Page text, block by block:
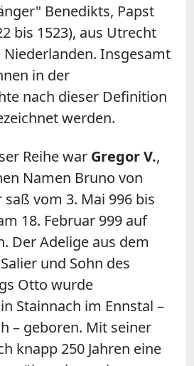
Benedikts, Papst
bis 1523), aus Utrecht
Insgesamt
in der
nach dieser Definition
werden.
Reihe war Gregor V.,
Namen Bruno von
vom 3. Mai 996 bis
18. Februar 999 auf
Der Adelige aus dem
und Sohn des
Otto wurde
Stainnach im Ennstal –
– geboren. Mit seiner
knapp 250 Jahren eine